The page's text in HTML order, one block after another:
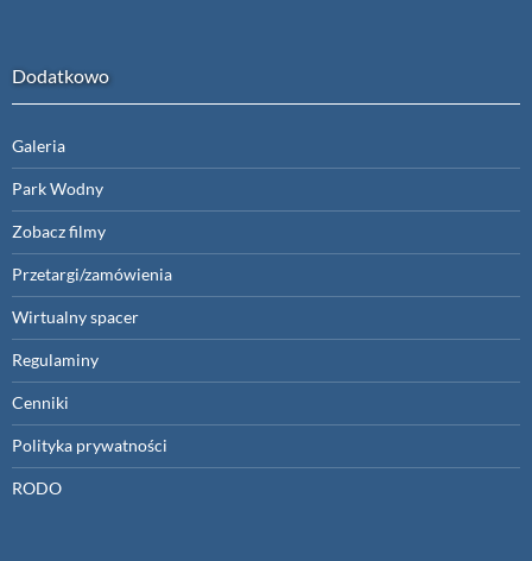
Dodatkowo
Galeria
Park Wodny
Zobacz filmy
Przetargi/zamówienia
Wirtualny spacer
Regulaminy
Cenniki
Polityka prywatności
RODO